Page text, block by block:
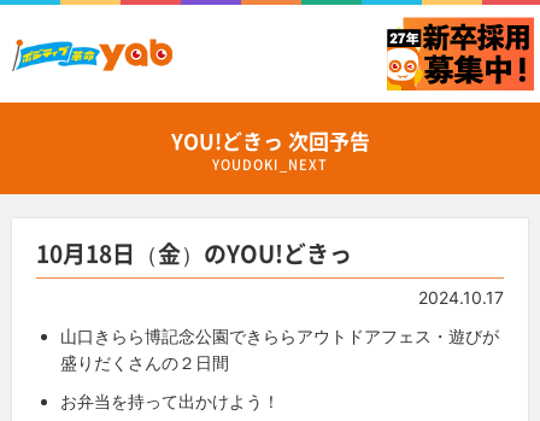
YOU!どきっ 次回予告
YOUDOKI_NEXT
10月18日（金）のYOU!どきっ
2024.10.17
山口きらら博記念公園できららアウトドアフェス・遊びが
盛りだくさんの２日間
お弁当を持って出かけよう！